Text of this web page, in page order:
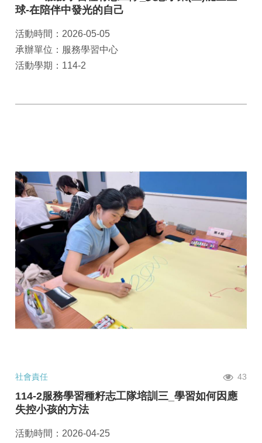
球-在陪伴中發光的自己
活動時間：2026-05-05
承辦單位：服務學習中心
活動學期：114-2
社會責任 43
114-2服務學習種籽志工隊培訓三_學習如何因應
失控小孩的方法
活動時間：2026-04-25